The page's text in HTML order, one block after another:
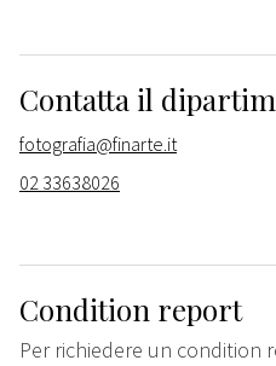
Contatta il
fotografia@finarte.it
02 33638026
Condition report
Per richiedere un condition